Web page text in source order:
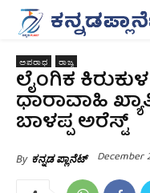
ಅಪರಾಧ ರಾಜ್ಯ
ಲೈಂಗಿಕ
ಧಾರಾವಾಹಿ
ಬಾಳಪ್ಪ ಅರೆಸ್ಟ್
By ಕನ್ನಡ ಪ್ಲಾನೆಟ್ December